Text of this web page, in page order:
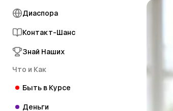
Диаспора
Контакт-Шанс
Знай Наших
Что и Как
Быть в Курсе
Деньги